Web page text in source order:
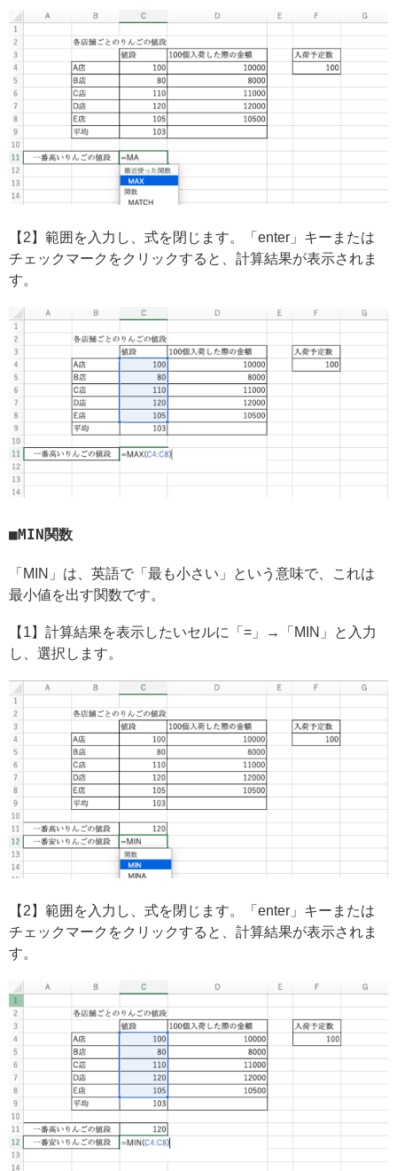
【2】範囲を入力し、式を閉じます。「enter」キーまたは
チェックマークをクリックすると、計算結果が表示されま
す。
MIN関数
「MIN」は、英語で「最も小さい」という意味で、これは
最小値を出す関数です。
【1】計算結果を表示したいセルに「=」→「MIN」と入力
し、選択します。
【2】範囲を入力し、式を閉じます。「enter」キーまたは
チェックマークをクリックすると、計算結果が表示されま
す。